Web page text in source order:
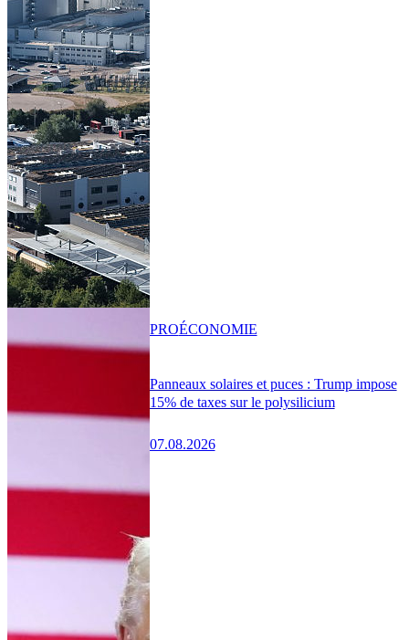
Panneaux solaires et puces : Trump impose
15% de taxes sur le polysilicium
07.08.2026
PROÉCONOMIE